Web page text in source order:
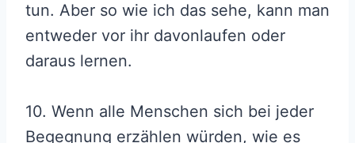
tun. Aber so wie ich das sehe, kann man
entweder vor ihr davonlaufen oder
daraus lernen.
10. Wenn alle Menschen sich bei jeder
Begegnung erzählen würden, wie es